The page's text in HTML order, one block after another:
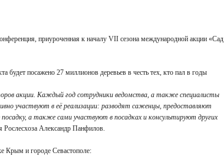
приуроченная к началу VII сезона международной акции «Сад
будет посажено 27 миллионов деревьев в честь тех, кто пал в годы
акции. Каждый год сотрудники ведомства, а также специалисты
участвуют в её реализации: разводят саженцы, предоставляют
а также сами участвуют в посадках и консультируют других
Рослесхоза Александр Панфилов.
Крым и городе Севастополе: